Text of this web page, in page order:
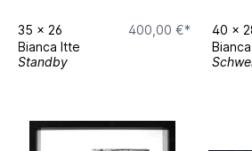
35 x 26
400,00 €*
Bianca Itte
Standby
40 x